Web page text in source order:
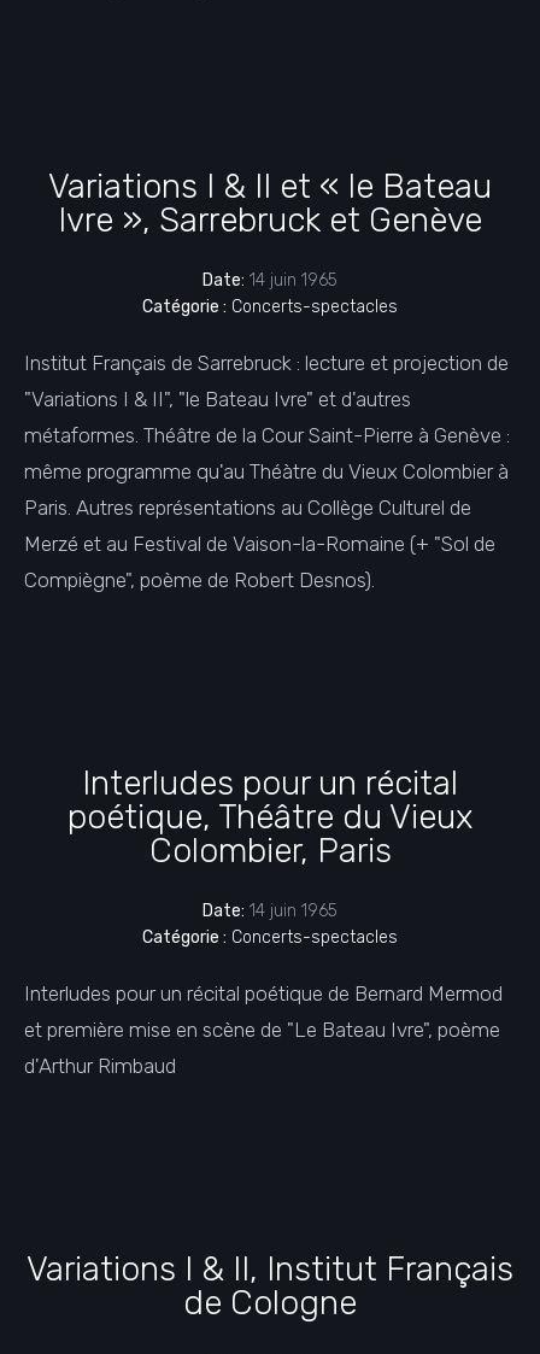
Variations I & II et « le Bateau
Ivre », Sarrebruck et Genève
Date: 14 juin 1965
Catégorie : Concerts-spectacles
Institut Français de Sarrebruck : lecture et projection de
"Variations I & II", "le Bateau Ivre" et d'autres
métaformes. Théâtre de la Cour Saint-Pierre à Genève :
même programme qu'au Théàtre du Vieux Colombier à
Paris. Autres représentations au Collège Culturel de
Merzé et au Festival de Vaison-la-Romaine (+ "Sol de
Compiègne", poème de Robert Desnos).
Interludes pour un récital
poétique, Théâtre du Vieux
Colombier, Paris
Date: 14 juin 1965
Catégorie : Concerts-spectacles
Interludes pour un récital poétique de Bernard Mermod
et première mise en scène de "Le Bateau Ivre", poème
d'Arthur Rimbaud
Variations I & II, Institut Français
de Cologne